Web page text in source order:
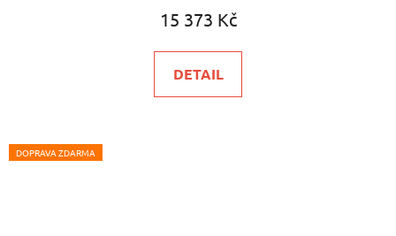
15 373 Kč
DETAIL
DOPRAVA ZDARMA